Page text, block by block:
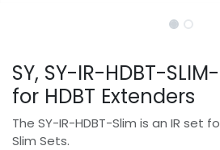
SY, SY-IR-HDBT-
for HDBT Extenders
The SY-IR-HDBT-Slim is an IR set
Slim Sets.